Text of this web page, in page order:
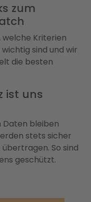
zum
welche Kriterien
sind und wir
die besten
ist uns
Daten bleiben
stets sicher
So sind
geschützt.